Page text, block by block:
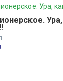
Ура,